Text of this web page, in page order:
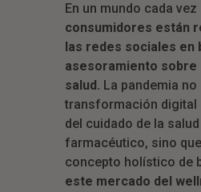
En un mundo cada
consumidores están
las redes sociales en
asesoramiento sobre
salud. La pandemia
transformación digital
del cuidado de la
farmacéutico, sino
concepto holístico de
este mercado del